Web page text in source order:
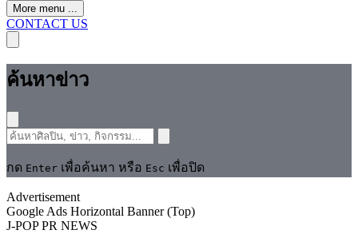
More menu ...
CONTACT US
ค้นหาข่าว
กด Enter เพื่อค้นหา หรือ Esc เพื่อปิด
Advertisement
Google Ads Horizontal Banner (Top)
J-POPPR NEWS